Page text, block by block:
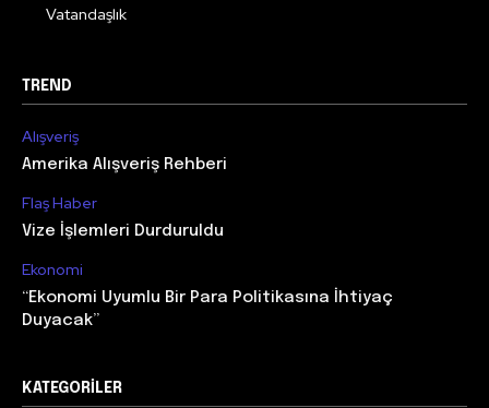
Vatandaşlık
TREND
Alışveriş
Amerika Alışveriş Rehberi
Flaş Haber
Vize İşlemleri Durduruldu
Ekonomi
“Ekonomi Uyumlu Bir Para Politikasına İhtiyaç
Duyacak”
KATEGORILER